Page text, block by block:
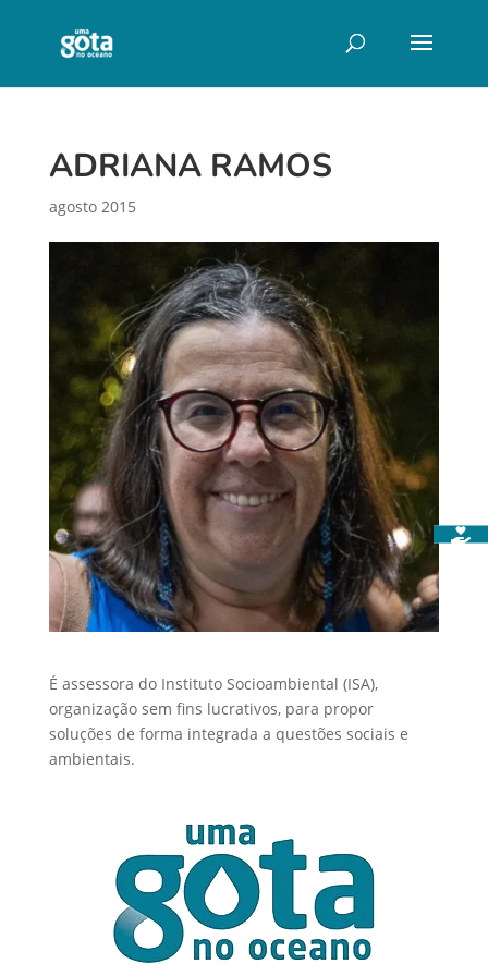
ADRIANA RAMOS
agosto 2015
É assessora do Instituto Socioambiental (ISA),
organização sem fins lucrativos, para propor
soluções de forma integrada a questões sociais e
ambientais.